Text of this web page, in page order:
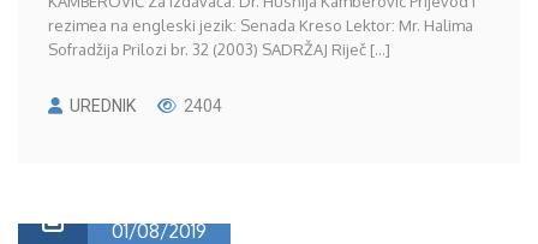
rezimea na engleski jezik: Senada Kreso Lektor: Mr. Halima
Sofradžija Prilozi br. 32 (2003) SADRŽAJ Riječ [...]
UREDNIK 2404
01/08/2019